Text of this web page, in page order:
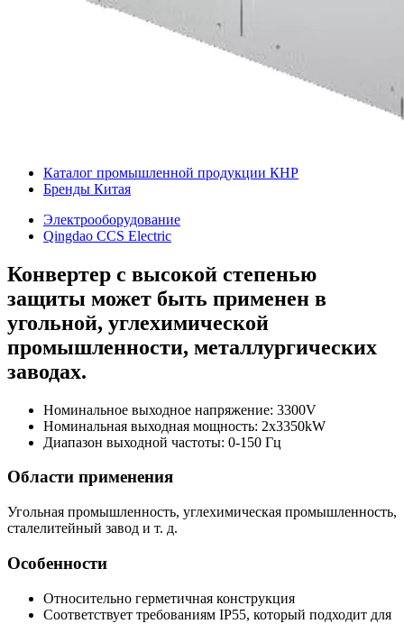
Каталог промышленной продукции КНР
Бренды Китая
Электрооборудование
Qingdao CCS Electric
Конвертер с высокой степенью
защиты может быть применен в
угольной, углехимической
промышленности, металлургических
заводах.
Номинальное выходное напряжение: 3300V
Номинальная выходная мощность: 2x3350kW
Диапазон выходной частоты: 0-150 Гц
Области применения
Угольная промышленность, углехимическая промышленность,
сталелитейный завод и т. д.
Особенности
Относительно герметичная конструкция
Соответствует требованиям IP55, который подходит для